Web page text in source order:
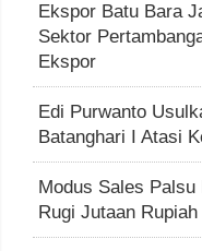
Ekspor Batu Bara
Sektor
Ekspor
Edi Purwanto
Batanghari I Atasi
Modus Sales
Rugi Jutaan Rupiah